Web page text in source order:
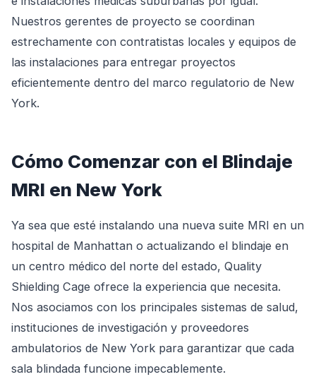
Nuestros gerentes de proyecto se coordinan
estrechamente con contratistas locales y equipos de
las instalaciones para entregar proyectos
eficientemente dentro del marco regulatorio de New
York.
Cómo Comenzar con el Blindaje
MRI en New York
Ya sea que esté instalando una nueva suite MRI en un
hospital de Manhattan o actualizando el blindaje en
un centro médico del norte del estado, Quality
Shielding Cage ofrece la experiencia que necesita.
Nos asociamos con los principales sistemas de salud,
instituciones de investigación y proveedores
ambulatorios de New York para garantizar que cada
sala blindada funcione impecablemente.